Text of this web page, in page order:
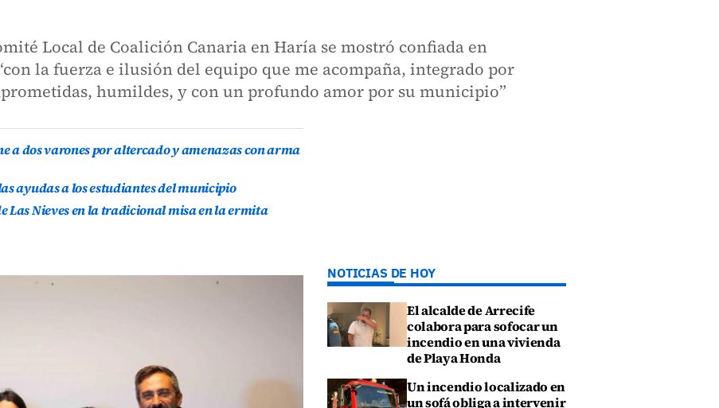
Local de Coalición Canaria en Haría se mostró confiada en
la fuerza e ilusión del equipo que me acompaña, integrado por
humildes, y con un profundo amor por su municipio”
a dos varones por altercado y amenazas con arma
ayudas a los estudiantes del municipio
Las Nieves en la tradicional misa en la ermita
NOTICIAS DE HOY
El alcalde de Arrecife
colabora para sofocar un
incendio en una vivienda
de Playa Honda
Un incendio localizado en
un sofá obliga a intervenir